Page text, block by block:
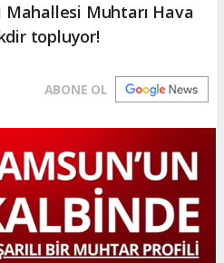
Muhtarı Hava
topluyor!
ABONE OL